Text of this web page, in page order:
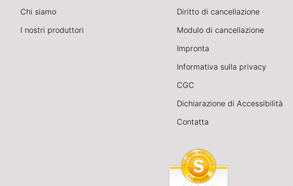
Chi siamo
I nostri produttori
Diritto di cancellazione
Modulo di cancellazione
Impronta
Informativa sulla privacy
CGC
Dichiarazione di Accessibilità
Contatta